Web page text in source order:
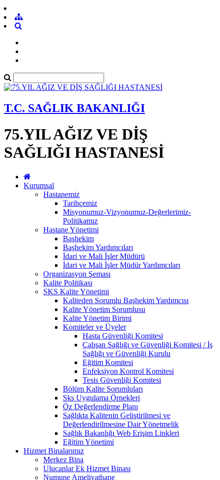
T.C. SAĞLIK BAKANLIĞI
75.YIL AĞIZ VE DİŞ
SAĞLIĞI HASTANESİ
Kurumsal
Hastanemiz
Tarihçemiz
Misyonumuz-Vizyonumuz-Değerlerimiz-
Politikamız
Hastane Yönetimi
Başhekim
Başhekim Yardımcıları
İdari ve Mali İşler Müdürü
İdari ve Mali İşler Müdür Yardımcıları
Organizasyon Şeması
Kalite Politikası
SKS Kalite Yönetimi
Kaliteden Sorumlu Başhekim Yardımcısı
Kalite Yönetim Sorumlusu
Kalite Yönetim Birimi
Komiteler ve Üyeler
Hasta Güvenliği Komitesi
Çalışan Sağlığı ve Güvenliği Komitesi / İş
Sağlığı ve Güvenliği Kurulu
Eğitim Komitesi
Enfeksiyon Kontrol Komitesi
Tesis Güvenliği Komitesi
Bölüm Kalite Sorumluları
Sks Uygulama Örnekleri
Öz Değerlendirme Planı
Sağlıkta Kalitenin Geliştirilmesi ve
Değerlendirilmesine Dair Yönetmelik
Sağlık Bakanlığı Web Erişim Linkleri
Eğitim Yönetimi
Hizmet Binalarımız
Merkez Bina
Ulucanlar Ek Hizmet Binası
Numune Ameliyathane